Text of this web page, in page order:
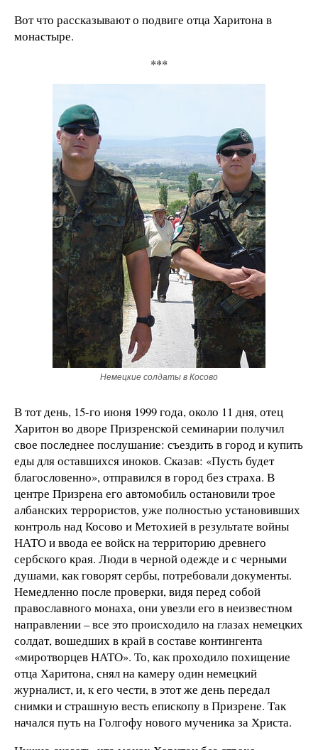
Вот что рассказывают о подвиге отца Харитона в
монастыре.
***
Немецкие солдаты в Косово
В тот день, 15-го июня 1999 года, около 11 дня, отец
Харитон во дворе Призренской семинарии получил
свое последнее послушание: съездить в город и купить
еды для оставшихся иноков. Сказав: «Пусть будет
благословенно», отправился в город без страха. В
центре Призрена его автомобиль остановили трое
албанских террористов, уже полностью установивших
контроль над Косово и Метохией в результате войны
НАТО и ввода ее войск на территорию древнего
сербского края. Люди в черной одежде и с черными
душами, как говорят сербы, потребовали документы.
Немедленно после проверки, видя перед собой
православного монаха, они увезли его в неизвестном
направлении – все это происходило на глазах немецких
солдат, вошедших в край в составе контингента
«миротворцев НАТО». То, как проходило похищение
отца Харитона, снял на камеру один немецкий
журналист, и, к его чести, в этот же день передал
снимки и страшную весть епископу в Призрене. Так
начался путь на Голгофу нового мученика за Христа.